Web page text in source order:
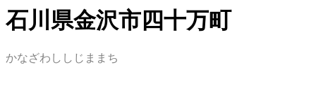
石川県金沢市四十万町
かなざわししじままち